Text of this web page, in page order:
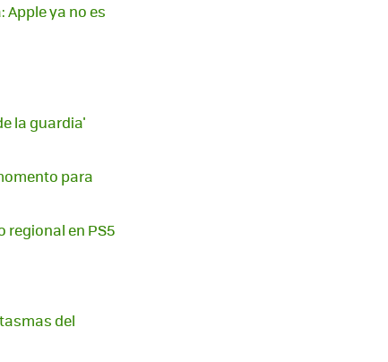
Apple ya no es
la guardia'
para
regional en PS5
del